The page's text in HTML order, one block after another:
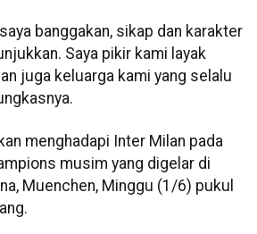
banggakan, sikap dan karakter
Saya pikir kami layak
juga keluarga kami yang selalu
menghadapi Inter Milan pada
musim yang digelar di
Muenchen, Minggu (1/6) pukul